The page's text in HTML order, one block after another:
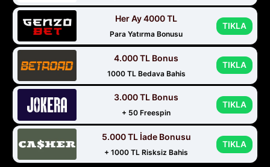
Her Ay 4000 TL
Para Yatırma Bonusu
TIKLA
4.000 TL Bonus
1000 TL Bedava Bahis
TIKLA
3.000 TL Bonus
+ 50 Freespin
TIKLA
5.000 TL İade Bonusu
+ 1000 TL Risksiz Bahis
TIKLA